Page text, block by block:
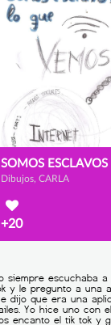
Dibujos, CARLA
+20